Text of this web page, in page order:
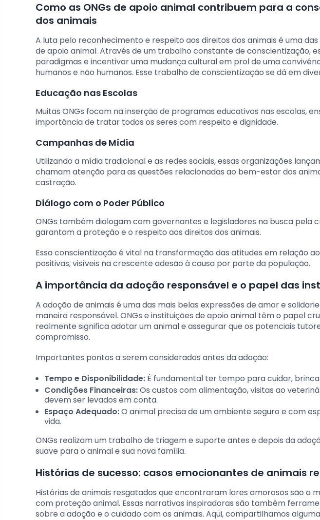
Como as ONGs de apoio animal contribuem para a
dos animais
A luta pelo reconhecimento e respeito aos direitos dos animais é uma
de apoio animal. Através de um trabalho constante de conscientização,
paradigmas e incentivar uma mudança cultural em prol de uma
humanos e não humanos. Esse trabalho de conscientização se dá em
Educação nas Escolas
Muitas ONGs focam na inserção de programas educativos nas escolas,
importância de tratar todos os seres com respeito e dignidade.
Campanhas de Mídia
Utilizando a mídia tradicional e as redes sociais, essas organizações
chamam atenção para as questões relacionadas ao bem-estar dos
castração.
Diálogo com o Poder Público
ONGs também dialogam com governantes e legisladores na busca pela
garantam a proteção e o respeito aos direitos dos animais.
Essa conscientização é vital na transformação das atitudes em relação
positivas, visíveis na crescente adesão à causa por parte da população.
A importância da adoção responsável e o papel das
A adoção de animais é uma das mais belas expressões de amor e
maneira responsável. ONGs e instituições de apoio animal têm o papel
realmente significa adotar um animal e assegurar que os potenciais
compromisso.
Importantes pontos a serem considerados antes da adoção:
Tempo e Disponibilidade: É fundamental ter tempo para cuidar,
Condições Financeiras:Os custos com alimentação, visitas ao
devem ser levados em conta.
Espaço Adequado:O animal precisa de um ambiente seguro e com
vida.
ONGs realizam um trabalho de triagem e suporte antes e depois da
suave para o animal e sua nova família.
Histórias de sucesso: casos emocionantes de animais
Histórias de animais resgatados que encontraram lares amorosos são a
com proteção animal. Essas narrativas inspiradoras são também
sobre a adoção e o cuidado com os animais. Aqui, compartilhamos